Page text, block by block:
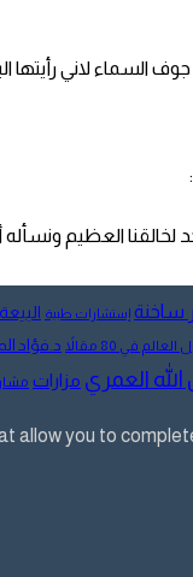
السماء لاني رأيتها
:
العظيم ونسأله
ساخنة إستشارات طبية
في 80 مقالاً د.فؤاد
العمري مزارات
allow you to